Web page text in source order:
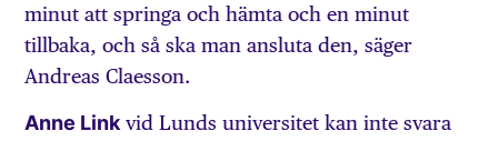
minut att springa och hämta och en minut
tillbaka, och så ska man ansluta den, säger
Andreas Claesson.
Anne Link vid Lunds universitet kan inte svara